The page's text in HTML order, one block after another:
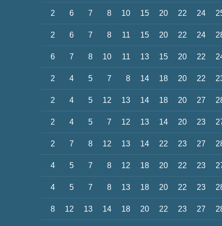
2 6 7 8 10 15 20 22 24
2 6 7 8 11 15 20 22 24
6 7 8 10 11 13 15 20 22
2 4 5 7 8 14 18 20 22
2 4 5 12 13 14 18 20 27
2 4 5 7 12 13 14 20 23
2 7 8 12 13 14 22 23 27
4 5 7 8 12 18 20 22 23
4 5 7 8 13 18 20 22 23
8 12 13 14 18 20 22 23 27